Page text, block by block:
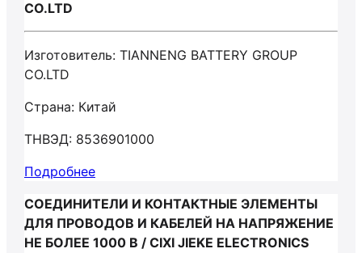
CO.LTD
Изготовитель: TIANNENG BATTERY GROUP
CO.LTD
Страна: Китай
ТНВЭД: 8536901000
Подробнее
СОЕДИНИТЕЛИ И КОНТАКТНЫЕ ЭЛЕМЕНТЫ
ДЛЯ ПРОВОДОВ И КАБЕЛЕЙ НА НАПРЯЖЕНИЕ
НЕ БОЛЕЕ 1000 В / CIXI JIEKE ELECTRONICS